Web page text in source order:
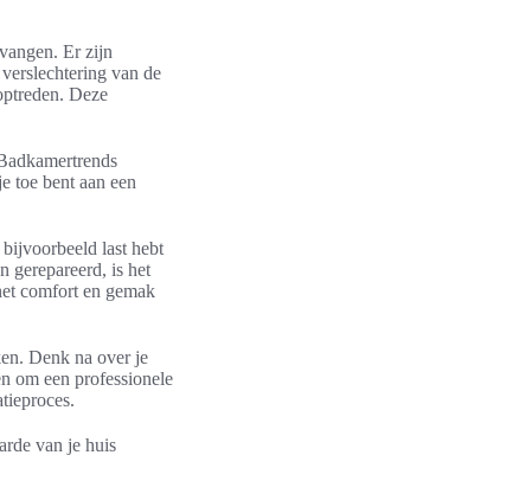
Er zijn
van de
Deze
toe bent aan een
last hebt
gerepareerd, is het
comfort en gemak
Denk na over je
om een professionele
van je huis